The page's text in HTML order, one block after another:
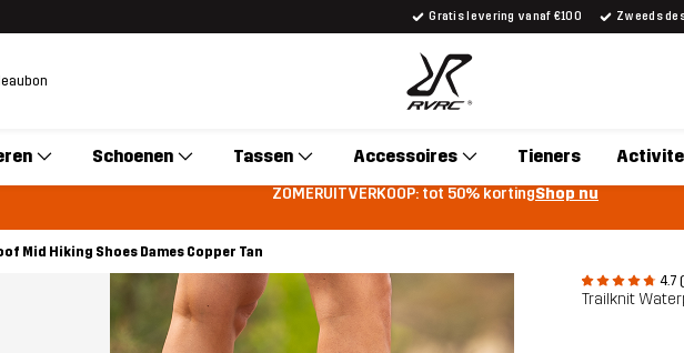
Gratis levering vanaf €100 Zweeds
Schoenen Tassen Accessoires Tieners
ZOMERUITVERKOOP: tot 50% kortingShop nu
Mid Hiking Shoes Dames Copper Tan
4.7
Trailknit